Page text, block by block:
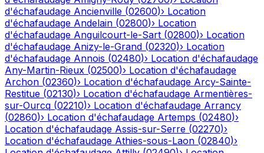
d'échafaudage Ancienville (02600)› Location
d'échafaudage Andelain (02800)› Location
d'échafaudage Anguilcourt-le-Sart (02800)› Location
d'échafaudage Anizy-le-Grand (02320)› Location
d'échafaudage Annois (02480)› Location d'échafaudage
Any-Martin-Rieux (02500)› Location d'échafaudage
Archon (02360)› Location d'échafaudage Arcy-Sainte-
Restitue (02130)› Location d'échafaudage Armentières-
sur-Ourcq (02210)› Location d'échafaudage Arrancy
(02860)› Location d'échafaudage Artemps (02480)›
Location d'échafaudage Assis-sur-Serre (02270)›
Location d'échafaudage Athies-sous-Laon (02840)›